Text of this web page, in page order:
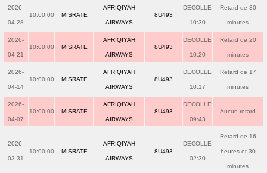
2026-
04-28
10:00:00 MISRATE
AFRIQIYAH
AIRWAYS
8U493
DECOLLE
10:30
Retard de 30
minutes
2026-
04-21
10:00:00 MISRATE
AFRIQIYAH
AIRWAYS
8U493
DECOLLE
10:20
Retard de 20
minutes
2026-
04-14
10:00:00 MISRATE
AFRIQIYAH
AIRWAYS
8U493
DECOLLE
10:17
Retard de 17
minutes
2026-
04-07
10:00:00 MISRATE
AFRIQIYAH
AIRWAYS
8U493
DECOLLE
09:43
Aucun retard
2026-
03-31
10:00:00 MISRATE
AFRIQIYAH
AIRWAYS
8U493
DECOLLE
02:30
Retard de 16
heures et 30
minutes